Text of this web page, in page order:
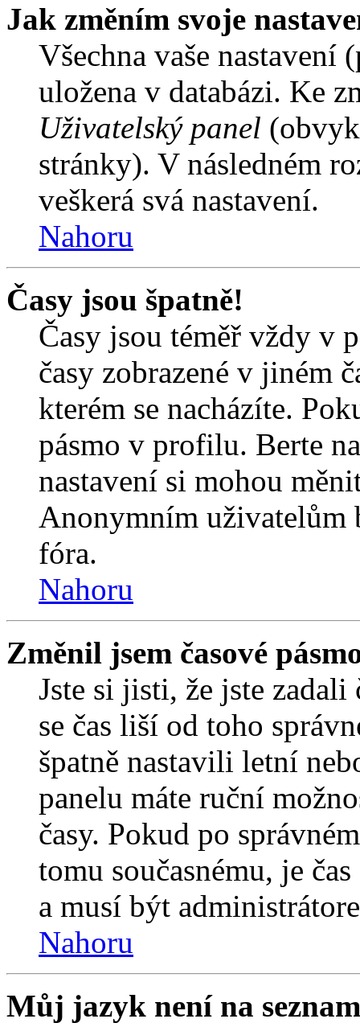
Jak změním svoje
Všechna vaše
uložena v databázi. Ke
Uživatelský panel
stránky). V následném
veškerá svá nastavení.
Nahoru
Časy jsou špatně!
Časy jsou téměř vždy v
časy zobrazené v jiném
kterém se nacházíte.
pásmo v profilu. Berte
nastavení si mohou
Anonymním uživatelům
fóra.
Nahoru
Změnil jsem časové
Jste si jisti, že jste zadali
se čas liší od toho
špatně nastavili letní
panelu máte ruční
časy. Pokud po
tomu současnému, je
a musí být
Nahoru
Můj jazyk není na